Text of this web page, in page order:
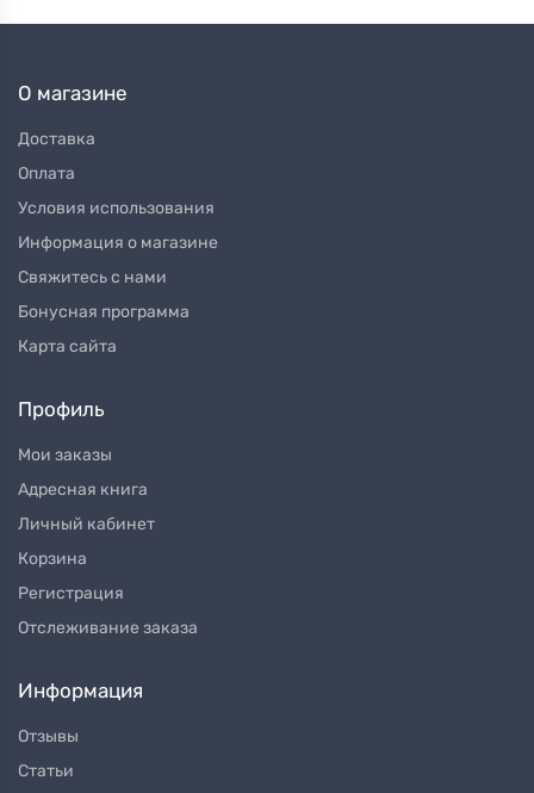
О магазине
Доставка
Оплата
Условия использования
Информация о магазине
Свяжитесь с нами
Бонусная программа
Карта сайта
Профиль
Мои заказы
Адресная книга
Личный кабинет
Корзина
Регистрация
Отслеживание заказа
Информация
Отзывы
Статьи